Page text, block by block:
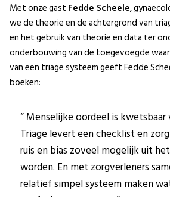
Met onze gast Fedde Scheele,
we de theorie en de achtergrond van
en het gebruik van theorie en data ter
onderbouwing van de toegevoegde
van een triage systeem geeft Fedde
boeken:
Menselijke oordeel is kwetsbaar
Triage levert een checklist en
ruis en bias zoveel mogelijk uit
worden. En met zorgverleners
relatief simpel systeem maken